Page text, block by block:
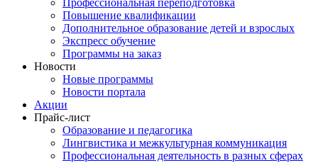
Профессиональная переподготовка
Повышение квалификации
Дополнительное образование детей и взрослых
Экспресс обучение
Программы на заказ
Новости
Новые программы
Новости портала
Акции
Прайс-лист
Образование и педагогика
Лингвистика и межкультурная коммуникация
Профессиональная деятельность в разных сферах